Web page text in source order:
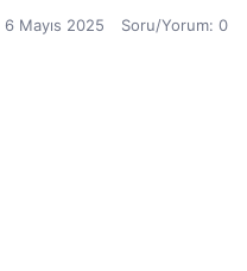
6 Mayıs 2025 Soru/Yorum: 0